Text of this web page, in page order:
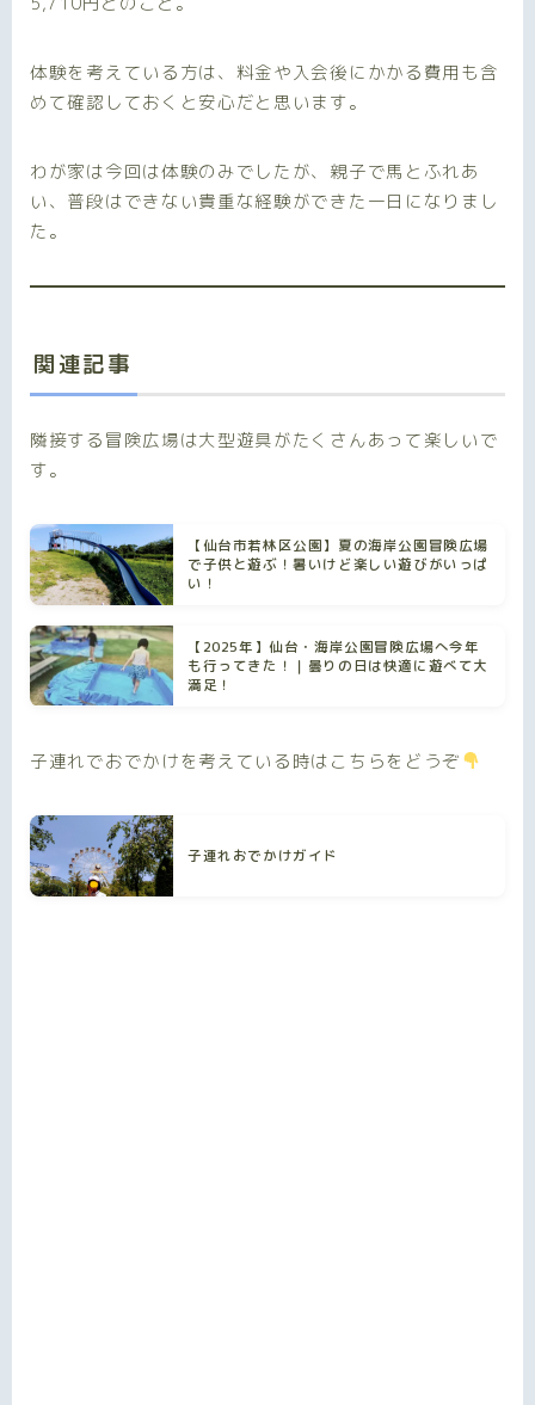
体験を考えている方は、料金や入会後にかかる費用も含
めて確認しておくと安心だと思います。
わが家は今回は体験のみでしたが、親子で馬とふれあ
い、普段はできない貴重な経験ができた一日になりまし
た。
関連記事
隣接する冒険広場は大型遊具がたくさんあって楽しいで
す。
【仙台市若林区公園】夏の海岸公園冒険広場
で子供と遊ぶ！暑いけど楽しい遊びがいっぱ
い！
【2025年】仙台・海岸公園冒険広場へ今年
も行ってきた！｜曇りの日は快適に遊べて大
満足！
子連れでおでかけを考えている時はこちらをどうぞ
子連れおでかけガイド